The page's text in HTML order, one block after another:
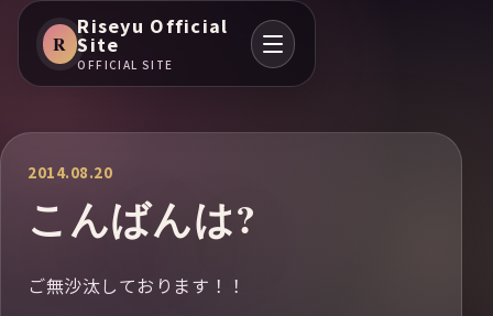
R
Riseyu Official
Site
OFFICIAL SITE
2014.08.20
こんばんは?
ご無沙汰しております！！